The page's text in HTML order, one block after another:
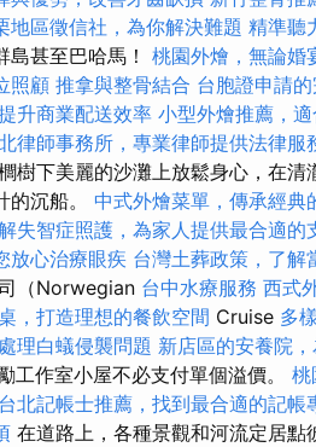
地區徵信社，為你解決難題 精準聽
甚至巴哈馬！ 桃園外燴，無論婚
照顧 推拿與整骨結合 台胞證申請
升商業配送效率 小型外燴推薦，
律師事務所，專業律師提供法律服
樹下美麗的沙灘上放鬆身心，在清
的沉船。 中式外燴菜單，傳承經典
失智症照護，為家人提供最合適的
放心治療眼疾 台灣土葬政策，了解
（Norwegian 台中水療服務 西式
，打造理想的餐飲空間 Cruise 多
理白蟻侵襲問題 新店區的安養院
工作室小屋不必支付單個溢價。 桃
台北記帳士推薦，找到最合適的記帳
在道路上，各種景觀和河流定居點